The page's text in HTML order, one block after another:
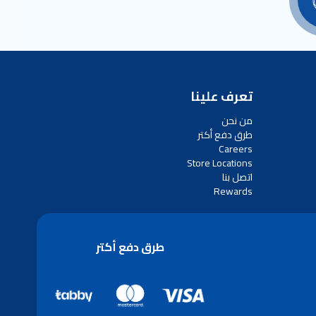
تعرف علينا
من نحن
طرق دفع أكتر
Careers
Store Locations
اتصل بنا
Rewards
طرق دفع أكتر